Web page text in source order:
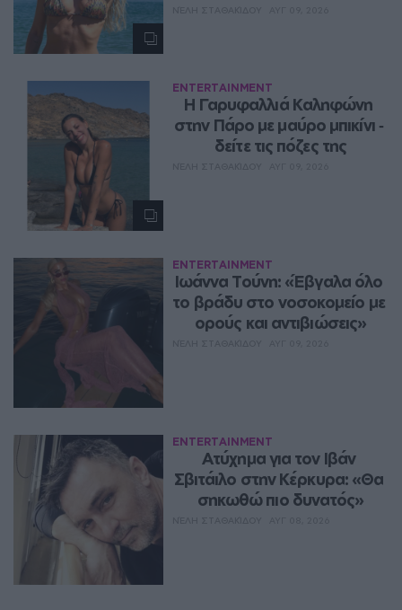
ENTERTAINMENT
Η Γαρυφαλλιά Καληφώνη
στην Πάρο με μαύρο μπικίνι ‑
δείτε τις πόζες της
ENTERTAINMENT
Ιωάννα Τούνη: «Έβγαλα όλο
το βράδυ στο νοσοκομείο με
ορούς και αντιβιώσεις»
ENTERTAINMENT
Ατύχημα για τον Ιβάν
Σβιτάιλο στην Κέρκυρα: «Θα
σηκωθώ πιο δυνατός»